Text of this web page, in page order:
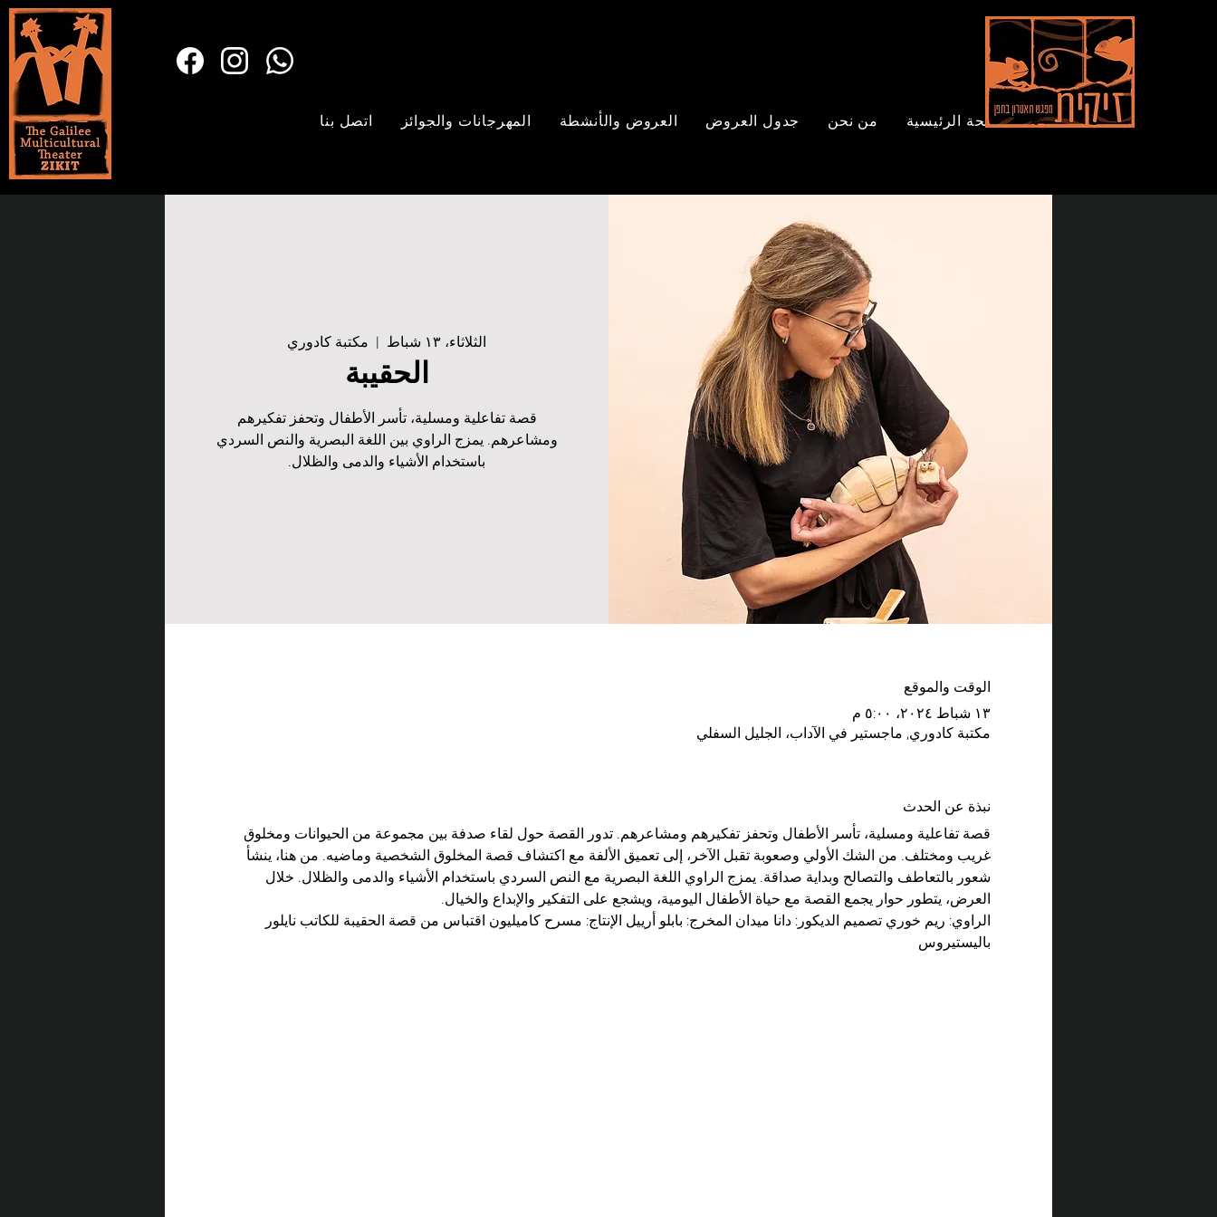
الصفحة الرئيسية من نحن جدول العروض العروض والأنشطة المهرجانات والجوائز اتصل بنا
الثلاثاء، ١٣ شباط
  |
مكتبة كادوري
الحقيبة
قصة تفاعلية ومسلية، تأسر الأطفال وتحفز تفكيرهم
ومشاعرهم. يمزج الراوي بين اللغة البصرية والنص السردي
باستخدام الأشياء والدمى والظلال.
الوقت والموقع
١٣ شباط ٢٠٢٤، ٥:٠٠ م
مكتبة كادوري, ماجستير في الآداب، الجليل السفلي
نبذة عن الحدث
قصة تفاعلية ومسلية، تأسر الأطفال وتحفز تفكيرهم ومشاعرهم. تدور القصة حول لقاء صدفة بين مجموعة من الحيوانات ومخلوق
غريب ومختلف. من الشك الأولي وصعوبة تقبل الآخر، إلى تعميق الألفة مع اكتشاف قصة المخلوق الشخصية وماضيه. من هنا، ينشأ
شعور بالتعاطف والتصالح وبداية صداقة. يمزج الراوي اللغة البصرية مع النص السردي باستخدام الأشياء والدمى والظلال. خلال
العرض، يتطور حوار يجمع القصة مع حياة الأطفال اليومية، ويشجع على التفكير والإبداع والخيال.
الراوي: ريم خوري تصميم الديكور: دانا ميدان المخرج: بابلو أرييل الإنتاج: مسرح كاميليون اقتباس من قصة الحقيبة للكاتب نايلور
باليستيروس